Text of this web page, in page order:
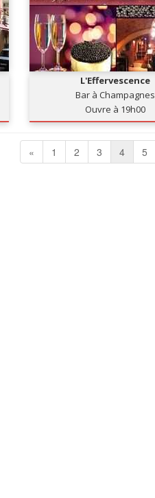
L'Effervescence
Bar à Champagnes
Ouvre à 19h00
« 1 2 3 4 5